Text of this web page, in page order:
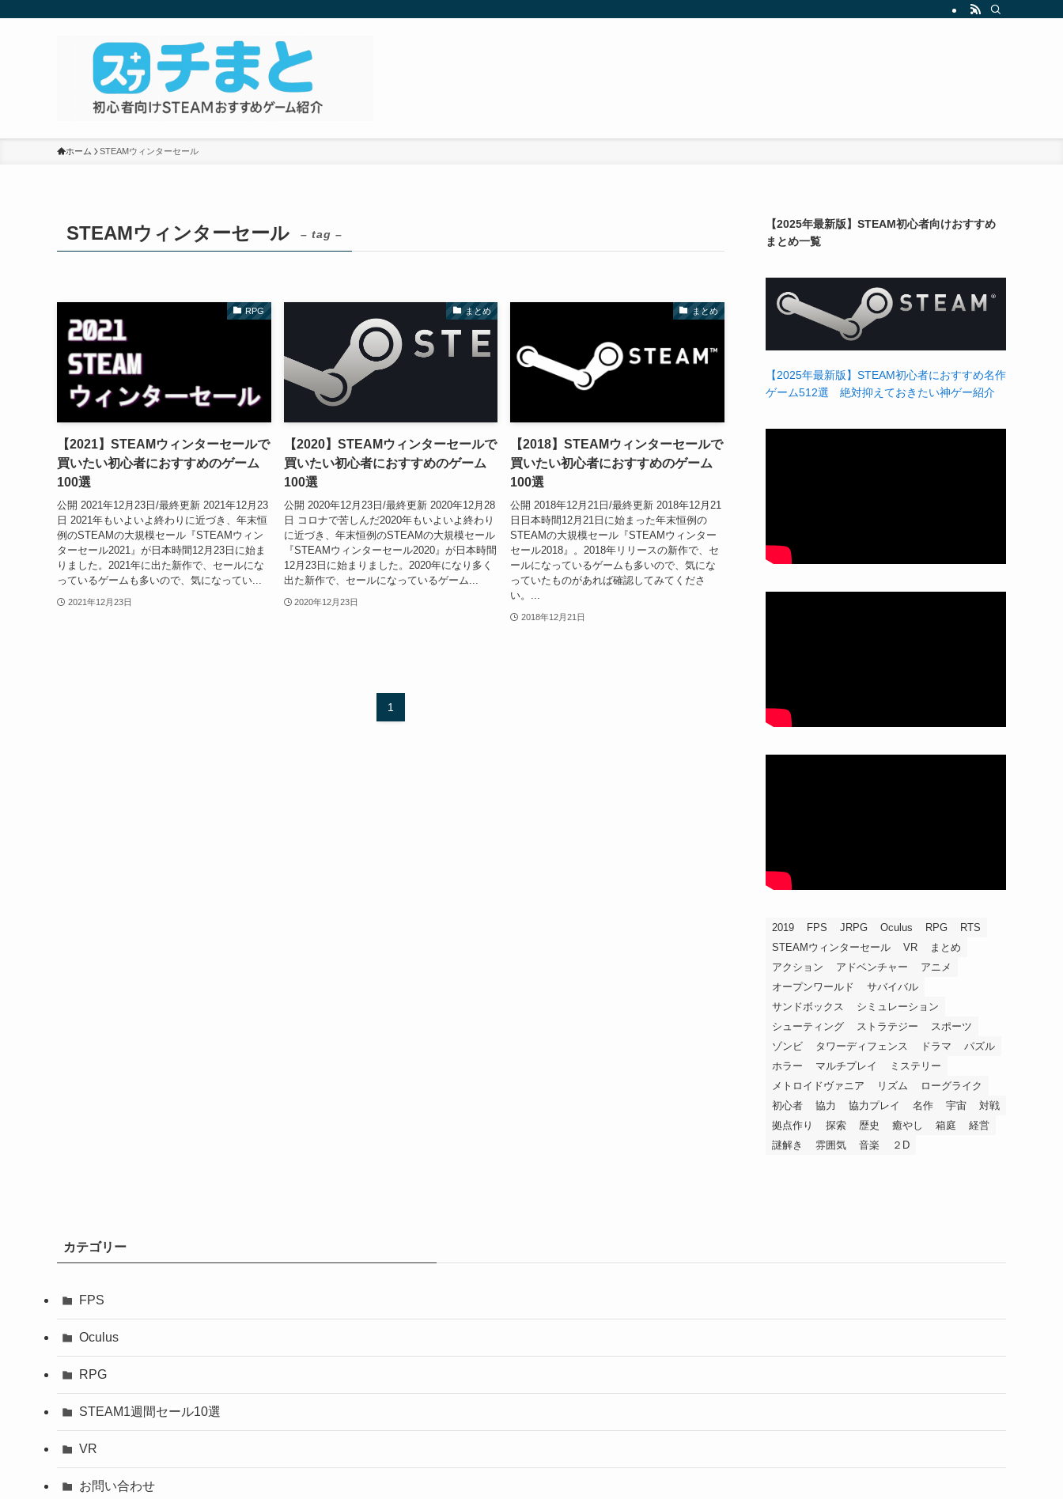
ホーム STEAMウィンターセール
STEAMウィンターセール – tag –
RPG
【2021】STEAMウィンターセールで
買いたい初心者におすすめのゲーム
100選
公開 2021年12月23日/最終更新 2021年12月23
日 2021年もいよいよ終わりに近づき、年末恒
例のSTEAMの大規模セール『STEAMウィン
ターセール2021』が日本時間12月23日に始ま
りました。2021年に出た新作で、セールにな
っているゲームも多いので、気になってい...
2021年12月23日
まとめ
【2020】STEAMウィンターセールで
買いたい初心者におすすめのゲーム
100選
公開 2020年12月23日/最終更新 2020年12月28
日 コロナで苦しんだ2020年もいよいよ終わり
に近づき、年末恒例のSTEAMの大規模セール
『STEAMウィンターセール2020』が日本時間
12月23日に始まりました。2020年になり多く
出た新作で、セールになっているゲーム...
2020年12月23日
まとめ
【2018】STEAMウィンターセールで
買いたい初心者におすすめのゲーム
100選
公開 2018年12月21日/最終更新 2018年12月21
日日本時間12月21日に始まった年末恒例の
STEAMの大規模セール『STEAMウィンター
セール2018』。2018年リリースの新作で、セ
ールになっているゲームも多いので、気にな
っていたものがあれば確認してみてくださ
い。...
2018年12月21日
1
【2025年最新版】STEAM初心者向けおすすめ
まとめ一覧
【2025年最新版】STEAM初心者におすすめ名作
ゲーム512選 絶対抑えておきたい神ゲー紹介
2019 FPS JRPG Oculus RPG
RTS
STEAMウィンターセール
VR
まとめ
アクション
アドベンチャー
アニメ
オープンワールド
サバイバル
サンドボックス
シミュレーション
シューティング
ストラテジー
スポーツ
ゾンビ
タワーディフェンス ドラマ
パズル
ホラー
マルチプレイ
ミステリー
メトロイドヴァニア
リズム
ローグライク
初心者
協力 協力プレイ 名作 宇宙
対戦
拠点作り
探索 歴史 癒やし 箱庭
経営
謎解き
雰囲気 音楽 ２D
カテゴリー
FPS
Oculus
RPG
STEAM1週間セール10選
VR
お問い合わせ